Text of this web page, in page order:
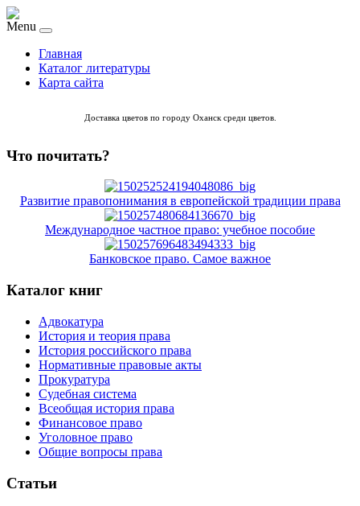
Menu
Главная
Каталог литературы
Карта сайта
Доставка цветов по городу Оханск среди цветов.
Что почитать?
Развитие правопонимания в европейской традиции права
Международное частное право: учебное пособие
Банковское право. Самое важное
Каталог книг
Адвокатура
История и теория права
История российского права
Нормативные правовые акты
Прокуратура
Судебная система
Всеобщая история права
Финансовое право
Уголовное право
Общие вопросы права
Статьи